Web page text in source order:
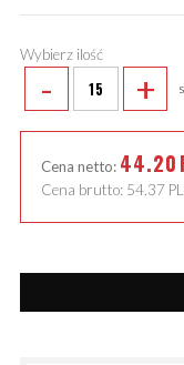
Wybierz ilość
- +
Cena netto: 44.20
Cena brutto: 54.37